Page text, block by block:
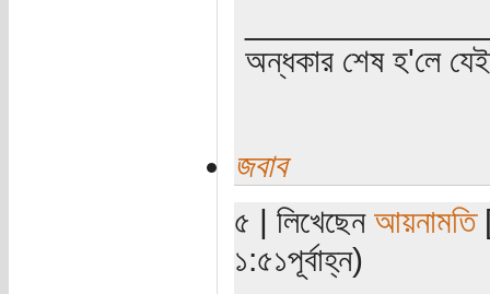
অন্ধকার শেষ হ'লে
জবাব
৫ | লিখেছেন আয়নামতি
১:৫১পূর্বাহ্ন)